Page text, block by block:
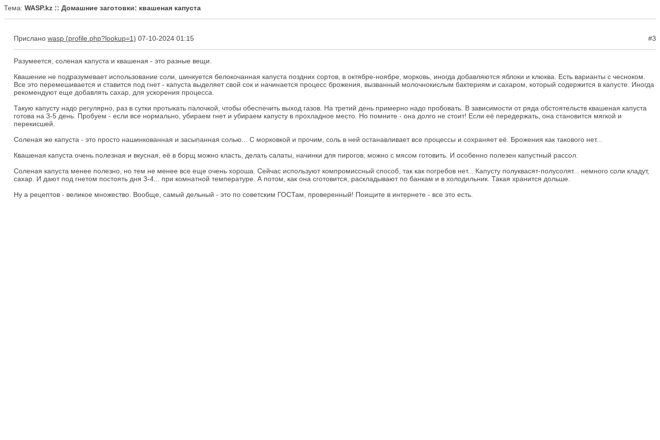
Тема: WASP.kz :: Домашние заготовки: квашеная капуста
Прислано wasp 07-10-2024 01:15 #3
Разумеется, соленая капуста и квашеная - это разные вещи.
Квашение не подразумевает использование соли, шинкуется белокочанная капуста поздних сортов, в октябре-ноябре, морковь, иногда добавляются яблоки и клюква. Есть варианты с чесноком.
Все это перемешивается и ставится под гнет - капуста выделяет свой сок и начинается процесс брожения, вызванный молочнокислым бактериям и сахаром, который содержится в капусте. Иногда
рекомендуют еще добавлять сахар, для ускорения процесса.
Такую капусту надо регулярно, раз в сутки протыкать палочкой, чтобы обеспечить выход газов. На третий день примерно надо пробовать. В зависимости от ряда обстоятельств квашеная капуста
готова на 3-5 день. Пробуем - если все нормально, убираем гнет и убираем капусту в прохладное место. Но помните - она долго не стоит! Если её передержать, она становится мягкой и
перекисшей.
Соленая же капуста - это просто нашинкованная и засыпанная солью... С морковкой и прочим, соль в ней останавливает все процессы и сохраняет её. Брожения как такового нет...
Квашеная капуста очень полезная и вкусная, её в борщ можно класть, делать салаты, начинки для пирогов, можно с мясом готовить. И особенно полезен капустный рассол.
Соленая капуста менее полезно, но тем не менее все еще очень хороша. Сейчас используют компромиссный способ, так как погребов нет... Капусту полуквасят-полусолят... немного соли кладут,
сахар. И дают под гнетом постоять дня 3-4... при комнатной температуре. А потом, как она сготовится, раскладывают по банкам и в холодильник. Такая хранится дольше.
Ну а рецептов - великое множество. Вообще, самый дельный - это по советским ГОСТам, проверенный! Поищите в интернете - все это есть.